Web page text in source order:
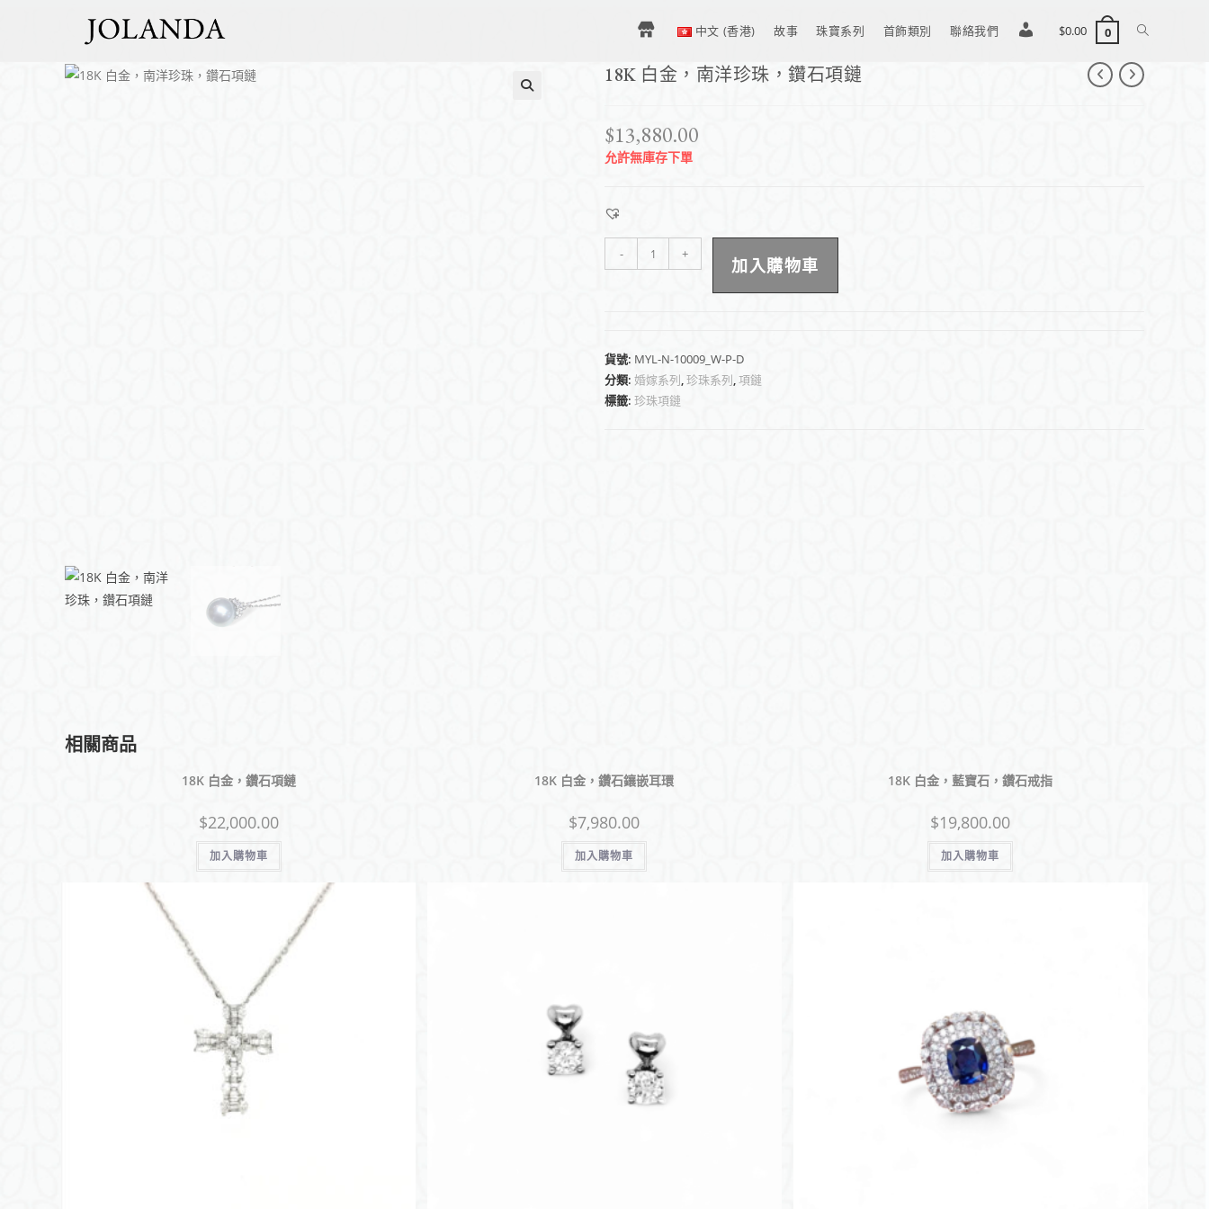
M
–
文
中文 (香港) 故事 珠寶系列 首飾類別 聯絡我們 $0.00 0
18K 白金，南洋珍珠，鑽石項鏈
$13,880.00
允許無庫存下單
- +
加入購物車
貨號: MYL-N-10009_W-P-D
分類: 婚嫁系列,珍珠系列,項鏈
標籤: 珍珠項鏈
相關商品
18K 白金，鑽石項鏈
$22,000.00
加入購物車
18K 白金，鑽石鑲嵌耳環
$7,980.00
加入購物車
18K 白金，藍寶石，鑽石戒指
$19,800.00
加入購物車